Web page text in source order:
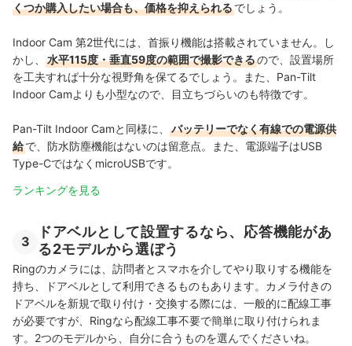
くつか購入したい場合も、価格を抑えられるでしょう。
Indoor Cam 第2世代には、首振り機能は搭載されていません。し
かし、
水平115度・垂直59度の範囲で撮影できるので、設置場所
を工夫すれば十分な視野角を保てるでしょう。また、Pan-Tilt
Indoor Camよりも小型なので、目立ちづらいのも特徴です。
Pan-Tilt Indoor Camと同様に、
バッテリーでなく有線での電源供
給で、防水防塵機能はないのは留意点。また、電源端子はUSB
Type-CではなくmicroUSBです。
ランキングを見る
3
ドアベルとして設置するなら、応答機能があ
る2モデルから選ぼう
Ringのカメラには、訪問者とスマホを介してやり取りする機能を
持ち、ドアベルとして利用できるものもあります。カメラ付きの
ドアベルを新規で取り付け・交換する際には、一般的に配線工事
が必要ですが、Ringなら配線工事不要で簡単に取り付けられま
す。2つのモデルから、自分に合うものを選んでくださいね。